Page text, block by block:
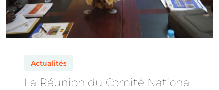
Actualités
La Réunion du Comité National